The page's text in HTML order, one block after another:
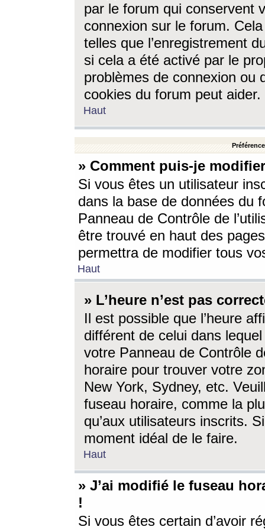
par le forum qui conservent
connexion sur le forum.
telles que l’enregistrement
si cela a été activé par le
problèmes de connexion ou
cookies du forum peut aider.
Haut
» Comment puis-je
Si vous êtes un utilisateur
dans la base de données du
Panneau de Contrôle de
être trouvé en haut des
permettra de modifier tous
Haut
» L’heure n’est pas
Il est possible que l’heure
différent de celui dans
votre Panneau de Contrôle
horaire pour trouver votre
New York, Sydney, etc.
fuseau horaire, comme la
qu’aux utilisateurs inscrits.
moment idéal de le faire.
Haut
» J’ai modifié le fuseau
!
Si vous êtes certain d’avoir